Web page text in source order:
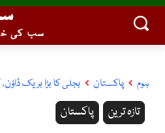
سب کی
ہوم پاکستان بجلی کا بڑا بریک
پاکستان تازہ ترین